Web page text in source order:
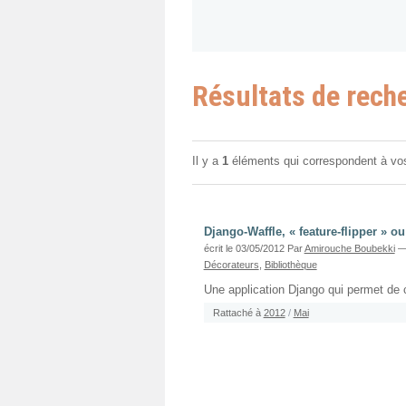
Résultats de
Il y a 1 éléments qui correspondent à
Django-Waffle, « feature-flipper »
écrit le 03/05/2012 ParAmirouche Boubekki —
Décorateurs
Bibliothèque
Une application Django qui permet
Rattaché à 2012 / Mai